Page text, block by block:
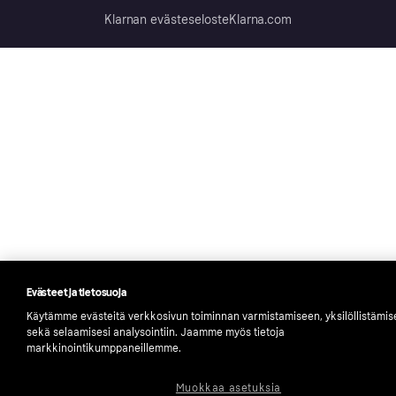
Klarnan evästeselosteKlarna.com
Evästeet ja tietosuoja
Käytämme evästeitä verkkosivun toiminnan varmistamiseen,
sekä selaamisesi analysointiin. Jaamme myös tietoja
markkinointikumppaneillemme.
Muokkaa asetuksia